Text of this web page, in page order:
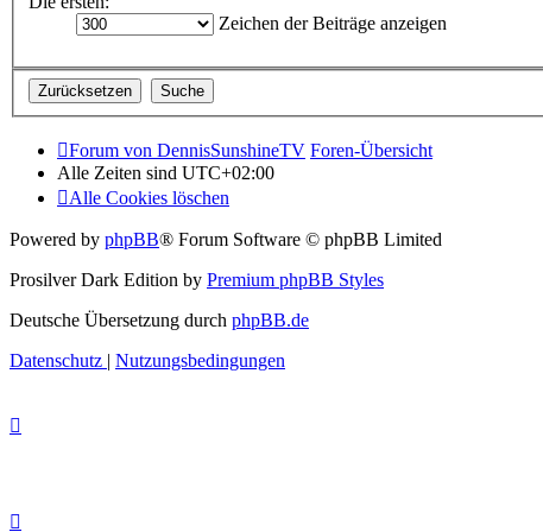
Zeichen der Beiträge anzeigen
Forum von DennisSunshineTV Foren-Übersicht
Alle Zeiten sind UTC+02:00
Alle Cookies löschen
Powered by phpBB® Forum Software © phpBB Limited
Prosilver Dark Edition by Premium phpBB Styles
Deutsche Übersetzung durch phpBB.de
Datenschutz | Nutzungsbedingungen